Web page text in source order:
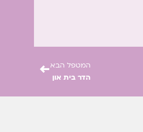
המטפל הבא
הדר בית און ←